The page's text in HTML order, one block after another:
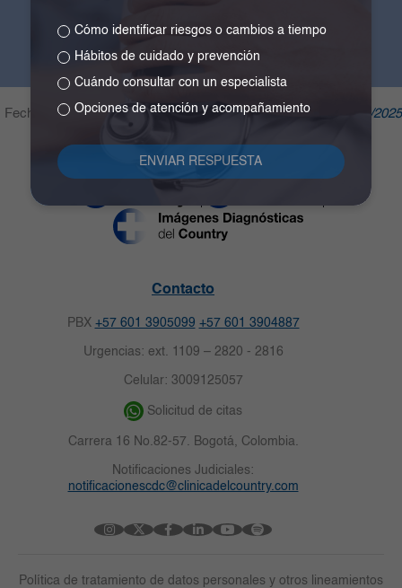
Fecha de publicación:07/12/2023 Última modificación: 28/02/2025
Cómo identificar riesgos o cambios a tiempo
Hábitos de cuidado y prevención
Cuándo consultar con un especialista
Opciones de atención y acompañamiento
Contacto
PBX +57 601 3905099 +57 601 3904887
Urgencias: ext. 1109 – 2820 - 2816
Celular: 3009125057
Solicitud de citas
Carrera 16 No.82-57. Bogotá, Colombia.
Notificaciones Judiciales:
notificacionescdc@clinicadelcountry.com
Política de tratamiento de datos personales y otros lineamientos